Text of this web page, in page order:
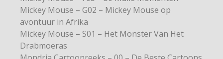
Mickey Mouse – G02 – Mickey Mouse op
avontuur in Afrika
Mickey Mouse – S01 – Het Monster Van Het
Drabmoeras